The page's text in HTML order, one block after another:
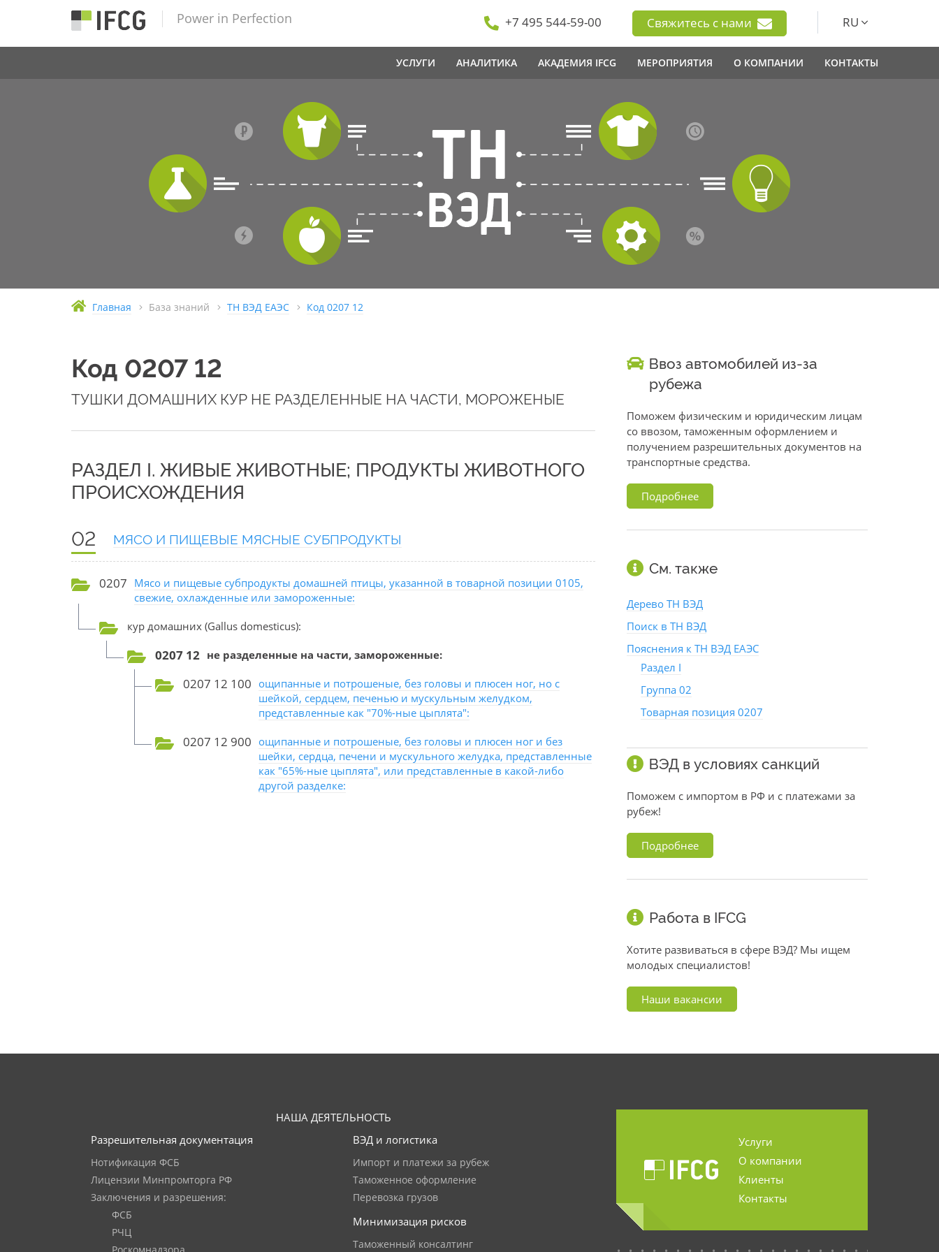
Power in Perfection +7 495 544-59-00 Свяжитесь с нами RU
УСЛУГИ АНАЛИТИКА АКАДЕМИЯ IFCG МЕРОПРИЯТИЯ О КОМПАНИИ КОНТАКТЫ
Главная База знаний ТН ВЭД ЕАЭС Код 0207 12
Код 0207 12
ТУШКИ ДОМАШНИХ КУР НЕ РАЗДЕЛЕННЫЕ НА ЧАСТИ, МОРОЖЕНЫЕ
РАЗДЕЛ I. ЖИВЫЕ ЖИВОТНЫЕ; ПРОДУКТЫ ЖИВОТНОГО
ПРОИСХОЖДЕНИЯ
02 МЯСО И ПИЩЕВЫЕ МЯСНЫЕ СУБПРОДУКТЫ
0207 Мясо и пищевые субпродукты домашней птицы, указанной в товарной позиции 0105,
свежие, охлажденные или замороженные:
кур домашних (Gallus domesticus):
0207 12 не разделенные на части, замороженные:
0207 12 100 ощипанные и потрошеные, без головы и плюсен ног, но с
шейкой, сердцем, печенью и мускульным желудком,
представленные как "70%-ные цыплята":
0207 12 900 ощипанные и потрошеные, без головы и плюсен ног и без
шейки, сердца, печени и мускульного желудка, представленные
как "65%-ные цыплята", или представленные в какой-либо
другой разделке:
Ввоз автомобилей из-за
рубежа
Поможем физическим и юридическим лицам
со ввозом, таможенным оформлением и
получением разрешительных документов на
транспортные средства.
Подробнее
См. также
Дерево ТН ВЭД
Поиск в ТН ВЭД
Пояснения к ТН ВЭД ЕАЭС
Раздел I
Группа 02
Товарная позиция 0207
ВЭД в условиях санкций
Поможем с импортом в РФ и с платежами за
рубеж!
Подробнее
Работа в IFCG
Хотите развиваться в сфере ВЭД? Мы ищем
молодых специалистов!
Наши вакансии
НАША ДЕЯТЕЛЬНОСТЬ
Разрешительная документация
Нотификация ФСБ
Лицензии Минпромторга РФ
Заключения и разрешения:
ФСБ
РЧЦ
ВЭД и логистика
Импорт и платежи за рубеж
Таможенное оформление
Перевозка грузов
Минимизация рисков
Таможенный консалтинг
Услуги
О компании
Клиенты
Контакты